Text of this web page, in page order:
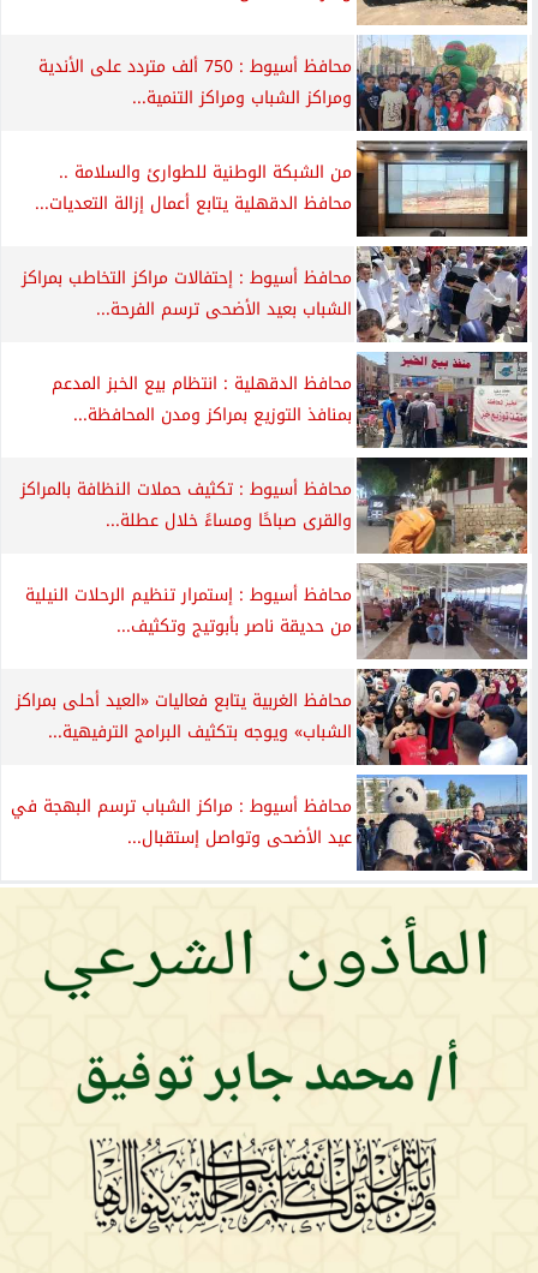
محافظ أسيوط : 750 ألف متردد على الأندية
ومراكز الشباب ومراكز التنمية...
من الشبكة الوطنية للطوارئ والسلامة ..
محافظ الدقهلية يتابع أعمال إزالة التعديات...
محافظ أسيوط : إحتفالات مراكز التخاطب بمراكز
الشباب بعيد الأضحى ترسم الفرحة...
محافظ الدقهلية : انتظام بيع الخبز المدعم
بمنافذ التوزيع بمراكز ومدن المحافظة...
محافظ أسيوط : تكثيف حملات النظافة بالمراكز
والقرى صباحًا ومساءً خلال عطلة...
محافظ أسيوط : إستمرار تنظيم الرحلات النيلية
من حديقة ناصر بأبوتيج وتكثيف...
محافظ الغربية يتابع فعاليات «العيد أحلى بمراكز
الشباب» ويوجه بتكثيف البرامج الترفيهية...
محافظ أسيوط : مراكز الشباب ترسم البهجة في
عيد الأضحى وتواصل إستقبال...